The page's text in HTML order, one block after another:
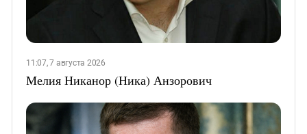
11:07, 7 августа 2026
Мелия Никанор (Ника) Анзорович